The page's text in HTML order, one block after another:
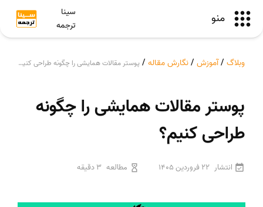
منو
سینا
ترجمه
وبلاگ /آموزش /نگارش مقاله / پوستر مقالات همایشی را چگونه طراحی کنیم؟
پوستر مقالات همایشی را چگونه
طراحی کنیم؟
انتشار 22 فروردین 1405 مطالعه 3 دقیقه